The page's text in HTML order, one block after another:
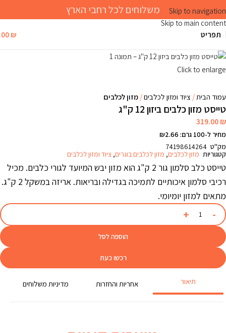
Skip to navigation
Skip to main content
משלוחים לכל רחבי הארץ
תפריט ₪
Click to enlarge
עמוד הבית ציוד ומזון לכלבים מזון לכלבים
טייסט מזון כלבים ביזון 12 ק"ג
319.00₪
מחיר ל-100 גרם: ₪2.66
מק"ט 74198614264
קטגוריות מזון לכלבים, מזון לכלבים בוגרים, ציוד ומזון לכלבים
טייסט כלב סלמון גור 2 ק"ג הוא מזון יבש המיועד לגורי כלבים. מכיל
רכיבי סלמון איכותיים לתמיכה בגדילה ובריאות. אריזה במשקל 2 ק"ג.
מתאים למזון יומיומי.
הוספה לסל
רכשו כעת
תיאור אחריות והחזרות מדיניות משלוחים